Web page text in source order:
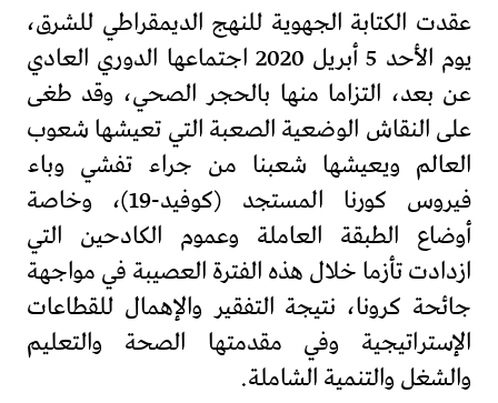
عقدت الكتابة الجهوية للنهج الديمقراطي للشرق،
يوم الأحد 5 أبريل 2020 اجتماعها الدوري العادي
عن بعد، التزاما منها بالحجر الصحي، وقد طغى
على النقاش الوضعية الصعبة التي تعيشها شعوب
العالم ويعيشها شعبنا من جراء تفشي وباء
فيروس كورنا المستجد (كوفيد-19)، وخاصة
أوضاع الطبقة العاملة وعموم الكادحين التي
ازدادت تأزما خلال هذه الفترة العصيبة في مواجهة
جائحة كرونا، نتيجة التفقير والإهمال للقطاعات
الإستراتيجية وفي مقدمتها الصحة والتعليم
والشغل والتنمية الشاملة.